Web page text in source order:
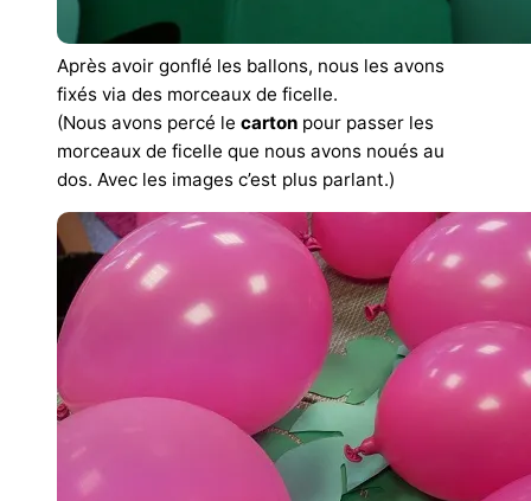
Après avoir gonflé les ballons, nous les avons
fixés via des morceaux de ficelle.
(Nous avons percé le carton pour passer les
morceaux de ficelle que nous avons noués au
dos. Avec les images c’est plus parlant.)